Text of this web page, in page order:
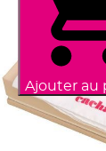
Ajouter au